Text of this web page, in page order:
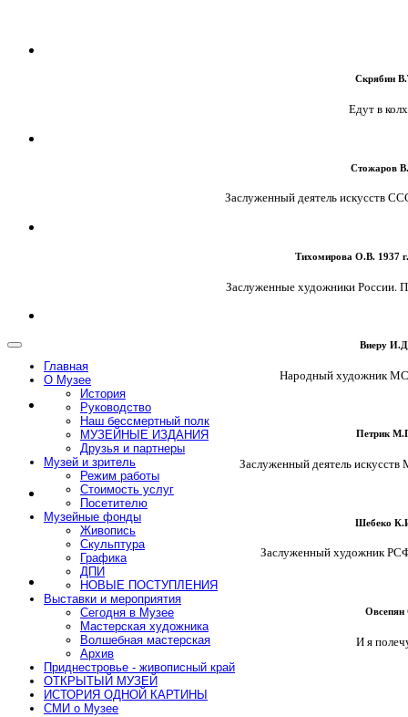
Скрябин
Едут в
Стожаров
Заслуженный деятель искусств
Тихомирова О.В. 1937
Заслуженные художники России.
Виеру
Народный художник
Петрик
Заслуженный деятель
Шебеко
Заслуженный художник
Овсепян
И я
Главная
О Музее
История
Руководство
Наш бессмертный полк
МУЗЕЙНЫЕ ИЗДАНИЯ
Друзья и партнеры
Музей и зритель
Режим работы
Стоимость услуг
Посетителю
Музейные фонды
Живопись
Скульптура
Графика
ДПИ
НОВЫЕ ПОСТУПЛЕНИЯ
Выставки и мероприятия
Сегодня в Музее
Мастерская художника
Волшебная мастерская
Архив
Приднестровье - живописный край
ОТКРЫТЫЙ МУЗЕЙ
ИСТОРИЯ ОДНОЙ КАРТИНЫ
СМИ о Музее